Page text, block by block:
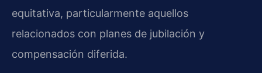
equitativa, particularmente aquellos
relacionados con planes de jubilación y
compensación diferida.